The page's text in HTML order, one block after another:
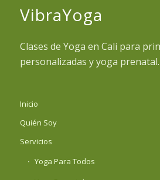
VibraYoga
Clases de Yoga en Cali para
personalizadas y yoga prenatal.
Inicio
Quién Soy
Servicios
Yoga Para Todos